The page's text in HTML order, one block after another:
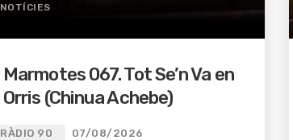
NOTÍCIES
Marmotes 067. Tot Se’n Va en
Orris (Chinua Achebe)
RÀDIO 90 07/08/2026